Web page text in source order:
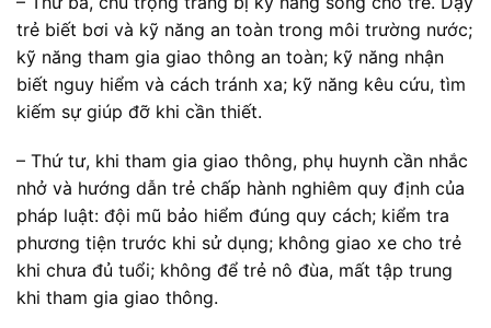
trẻ biết bơi và kỹ năng an toàn trong môi trường nước;
kỹ năng tham gia giao thông an toàn; kỹ năng nhận
biết nguy hiểm và cách tránh xa; kỹ năng kêu cứu, tìm
kiếm sự giúp đỡ khi cần thiết.
– Thứ tư, khi tham gia giao thông, phụ huynh cần nhắc
nhở và hướng dẫn trẻ chấp hành nghiêm quy định của
pháp luật: đội mũ bảo hiểm đúng quy cách; kiểm tra
phương tiện trước khi sử dụng; không giao xe cho trẻ
khi chưa đủ tuổi; không để trẻ nô đùa, mất tập trung
khi tham gia giao thông.